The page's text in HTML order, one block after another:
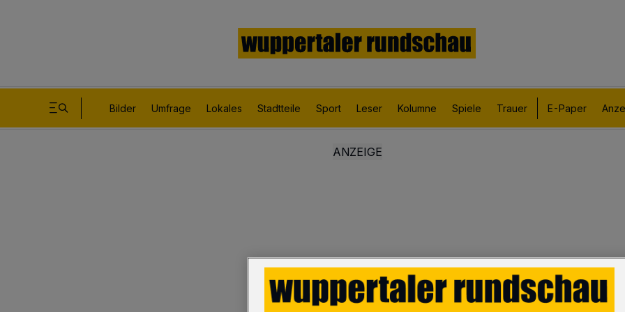
Bilder Umfrage Lokales Stadtteile Sport Leser Kolumne Spiele Trauer E-Paper